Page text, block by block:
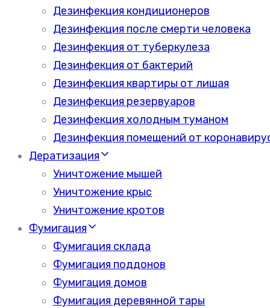
Дезинфекция кондиционеров
Дезинфекция после смерти человека
Дезинфекция от туберкулеза
Дезинфекция от бактерий
Дезинфекция квартиры от лишая
Дезинфекция резервуаров
Дезинфекция холодным туманом
Дезинфекция помещений от
Дератизация
Уничтожение мышей
Уничтожение крыс
Уничтожение кротов
Фумигация
Фумигация склада
Фумигация поддонов
Фумигация домов
Фумигация деревянной тары